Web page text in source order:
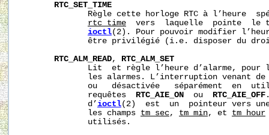
RTC_SET_TIME
Règle cette horloge RTC à l’heure
rtc_time
vers  laquelle  pointe  le
ioctl(2). Pour pouvoir modifier
être privilégié (i.e. disposer du
RTC_ALM_READ, RTC_ALM_SET
Lit  et règle l’heure d’alarme, pour
les alarmes. L’interruption venant
ou   désactivée   séparément  en
              requêtes
RTC_AIE_ON
  ou
RTC_AIE_OFF
              d’
ioctl(2)  est  un  pointeur vers
              les champs
tm_sec, tm_min, et tm_hour
              utilisés.